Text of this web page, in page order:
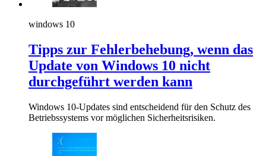
windows 10
Tipps zur Fehlerbehebung, wenn das
Update von Windows 10 nicht
durchgeführt werden kann
Windows 10-Updates sind entscheidend für den Schutz des
Betriebssystems vor möglichen Sicherheitsrisiken.